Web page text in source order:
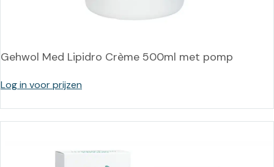
Gehwol Med Lipidro Crème 500ml met pomp
Log in voor prijzen